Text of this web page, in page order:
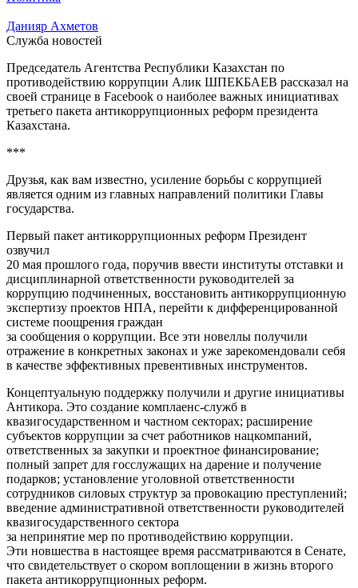
Данияр Ахметов
Служба новостей
Председатель Агентства Республики Казахстан по
противодействию коррупции Алик ШПЕКБАЕВ рассказал на
своей странице в Facebook о наиболее важных инициативах
третьего пакета антикоррупционных реформ президента
Казахстана.
***
Друзья, как вам известно, усиление борьбы с коррупцией
является одним из главных направлений политики Главы
государства.
Первый пакет антикоррупционных реформ Президент
озвучил
20 мая прошлого года, поручив ввести институты отставки и
дисциплинарной ответственности руководителей за
коррупцию подчиненных, восстановить антикоррупционную
экспертизу проектов НПА, перейти к дифференцированной
системе поощрения граждан
за сообщения о коррупции. Все эти новеллы получили
отражение в конкретных законах и уже зарекомендовали себя
в качестве эффективных превентивных инструментов.
Концептуальную поддержку получили и другие инициативы
Антикора. Это создание комплаенс-служб в
квазигосударственном и частном секторах; расширение
субъектов коррупции за счет работников нацкомпаний,
ответственных за закупки и проектное финансирование;
полный запрет для госслужащих на дарение и получение
подарков; установление уголовной ответственности
сотрудников силовых структур за провокацию преступлений;
введение административной ответственности руководителей
квазигосударственного сектора
за непринятие мер по противодействию коррупции.
Эти новшества в настоящее время рассматриваются в Сенате,
что свидетельствует о скором воплощении в жизнь второго
пакета антикоррупционных реформ.